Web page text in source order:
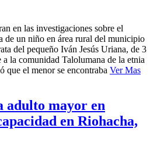
en las investigaciones sobre el
de un niño en área rural del municipio
del pequeño Iván Jesús Uriana, de 3
a la comunidad Talolumana de la etnia
que el menor se encontraba Ver Mas
adulto mayor en
en Riohacha,